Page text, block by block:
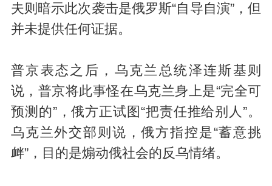
夫则暗示此次袭击是俄罗斯“自导自演”，但
并未提供任何证据。
普京表态之后，乌克兰总统泽连斯基则
说，普京将此事怪在乌克兰身上是“完全可
预测的”，俄方正试图“把责任推给别人”。
乌克兰外交部则说，俄方指控是“蓄意挑
衅”，目的是煽动俄社会的反乌情绪。